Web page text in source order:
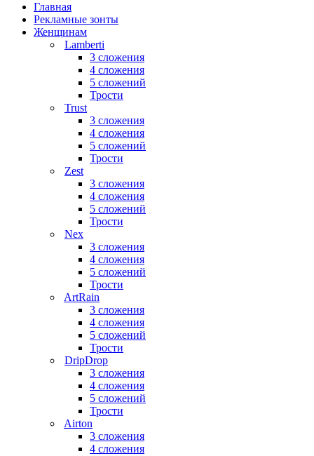
Главная
Рекламные зонты
Женщинам
Lamberti
3 сложения
4 сложения
5 сложений
Трости
Trust
3 сложения
4 сложения
5 сложений
Трости
Zest
3 сложения
4 сложения
5 сложений
Трости
Nex
3 сложения
4 сложения
5 сложений
Трости
ArtRain
3 сложения
4 сложения
5 сложений
Трости
DripDrop
3 сложения
4 сложения
5 сложений
Трости
Airton
3 сложения
4 сложения